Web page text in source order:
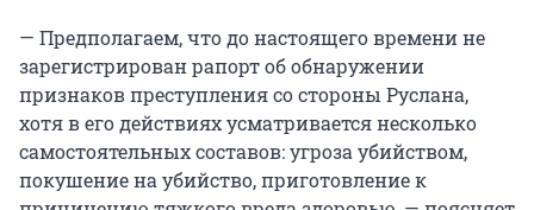
— Предполагаем, что до настоящего времени не
зарегистрирован рапорт об обнаружении
признаков преступления со стороны Руслана,
хотя в его действиях усматривается несколько
самостоятельных составов: угроза убийством,
покушение на убийство, приготовление к